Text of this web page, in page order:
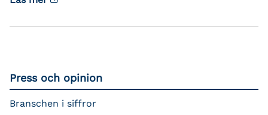
Press och opinion
Branschen i siffror